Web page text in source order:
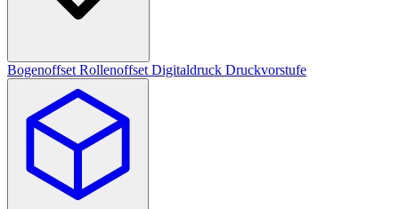
Bogenoffset Rollenoffset Digitaldruck Druckvorstufe